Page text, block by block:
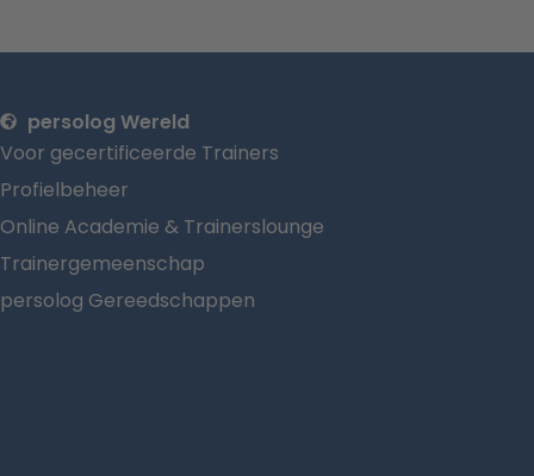
persolog Wereld
Voor gecertificeerde Trainers
Profielbeheer
Online Academie & Trainerslounge
Trainergemeenschap
persolog Gereedschappen